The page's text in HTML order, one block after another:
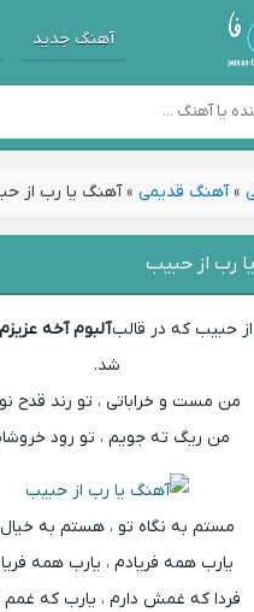
آهنگ جدید
»آهنگ قدیمی»آهنگ یا رب از
رب از حبیب
از حبیب که در قالبآلبوم آخه
شد.
من مست و خراباتی ، تو رند قدح
من ریگ ته جویم ، تو رود
مستم به نگاه تو ، هستم به
یارب همه فریادم ، یارب همه
فردا که غمش دارم ، یارب که غمم